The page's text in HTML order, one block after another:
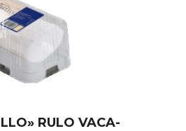
RULO VACA-